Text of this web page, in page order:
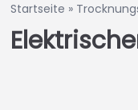
Startseite »